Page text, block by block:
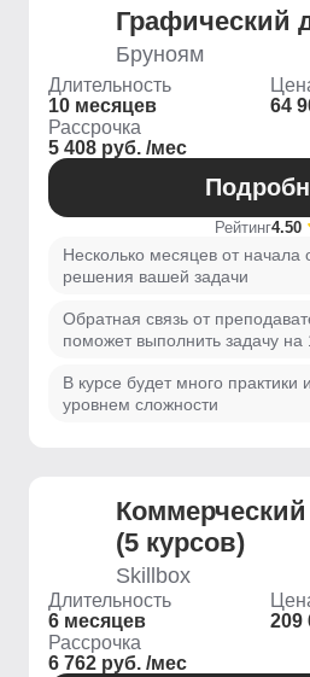
Графический
Бруноям
Длительность
10 месяцев
64
Рассрочка
5 408 руб. /мес
Рейтинг4.50
Несколько месяцев от начала
решения вашей задачи
Обратная связь от
поможет выполнить задачу на
В курсе будет много практики
уровнем сложности
(5 курсов)
Skillbox
Длительность
6 месяцев
209
Рассрочка
6 762 руб. /мес